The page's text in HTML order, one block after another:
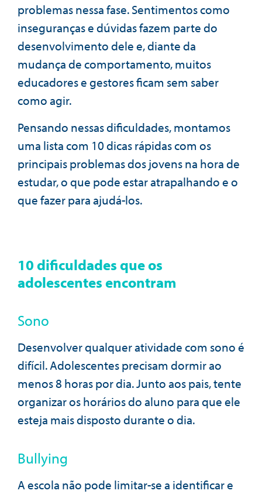
problemas nessa fase. Sentimentos como
inseguranças e dúvidas fazem parte do
desenvolvimento dele e, diante da
mudança de comportamento, muitos
educadores e gestores ficam sem saber
como agir.
Pensando nessas dificuldades, montamos
uma lista com 10 dicas rápidas com os
principais problemas dos jovens na hora de
estudar, o que pode estar atrapalhando e o
que fazer para ajudá-los.
10 dificuldades que os
adolescentes encontram
Sono
Desenvolver qualquer atividade com sono é
difícil. Adolescentes precisam dormir ao
menos 8 horas por dia. Junto aos pais, tente
organizar os horários do aluno para que ele
esteja mais disposto durante o dia.
Bullying
A escola não pode limitar-se a identificar e